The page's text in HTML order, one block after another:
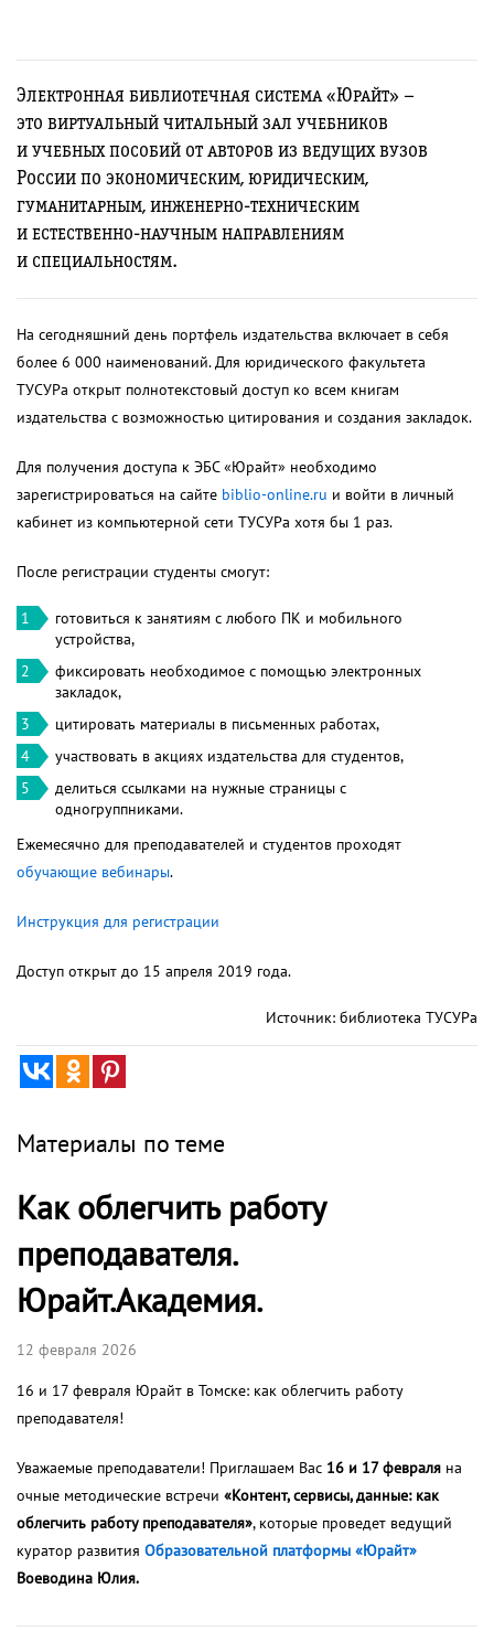
Электронная библиотечная система «Юрайт» –
это виртуальный читальный зал учебников
и учебных пособий от авторов из ведущих вузов
России по экономическим, юридическим,
гуманитарным, инженерно-техническим
и естественно-научным направлениям
и специальностям.
На сегодняшний день портфель издательства включает в себя
более 6 000 наименований. Для юридического факультета
ТУСУРа открыт полнотекстовый доступ ко всем книгам
издательства с возможностью цитирования и создания закладок.
Для получения доступа к ЭБС «Юрайт» необходимо
зарегистрироваться на сайте biblio-online.ru и войти в личный
кабинет из компьютерной сети ТУСУРа хотя бы 1 раз.
После регистрации студенты смогут:
готовиться к занятиям с любого ПК и мобильного
устройства,
фиксировать необходимое с помощью электронных
закладок,
цитировать материалы в письменных работах,
участвовать в акциях издательства для студентов,
делиться ссылками на нужные страницы с
одногруппниками.
Ежемесячно для преподавателей и студентов проходят
обучающие вебинары.
Инструкция для регистрации
Доступ открыт до 15 апреля 2019 года.
Источник: библиотека ТУСУРа
Материалы по теме
Как облегчить работу
преподавателя.
Юрайт.Академия.
12 февраля 2026
16 и 17 февраля Юрайт в Томске: как облегчить работу
преподавателя!
Уважаемые преподаватели! Приглашаем Вас 16 и 17 февраля на
очные методические встречи «Контент, сервисы, данные: как
облегчить работу преподавателя», которые проведет ведущий
куратор развития Образовательной платформы «Юрайт»
Воеводина Юлия.